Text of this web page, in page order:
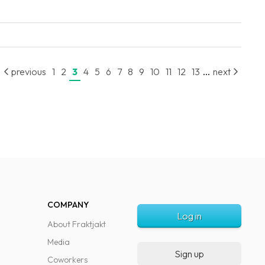
previous 1 2 3 4 5 6 7 8 9 10 11 12 13 ... next
COMPANY
About Fraktjakt
Media
Coworkers
Log in
Sign up